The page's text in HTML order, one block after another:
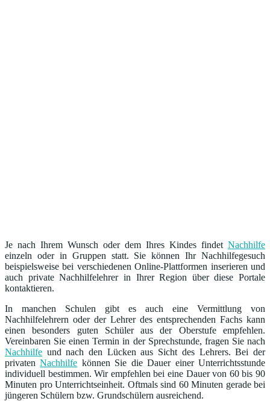
Je nach Ihrem Wunsch oder dem Ihres Kindes findet Nachhilfe
einzeln oder in Gruppen statt. Sie können Ihr Nachhilfegesuch
beispielsweise bei verschiedenen Online-Plattformen inserieren und
auch private Nachhilfelehrer in Ihrer Region über diese Portale
kontaktieren.
In manchen Schulen gibt es auch eine Vermittlung von
Nachhilfelehrern oder der Lehrer des entsprechenden Fachs kann
einen besonders guten Schüler aus der Oberstufe empfehlen.
Vereinbaren Sie einen Termin in der Sprechstunde, fragen Sie nach
Nachhilfe und nach den Lücken aus Sicht des Lehrers. Bei der
privatenNachhilfe können Sie die Dauer einer Unterrichtsstunde
individuell bestimmen. Wir empfehlen bei eine Dauer von 60 bis 90
Minuten pro Unterrichtseinheit. Oftmals sind 60 Minuten gerade bei
jüngeren Schülern bzw. Grundschülern ausreichend.